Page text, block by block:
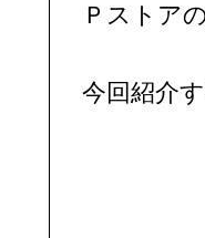
Ｐストア
今回紹介